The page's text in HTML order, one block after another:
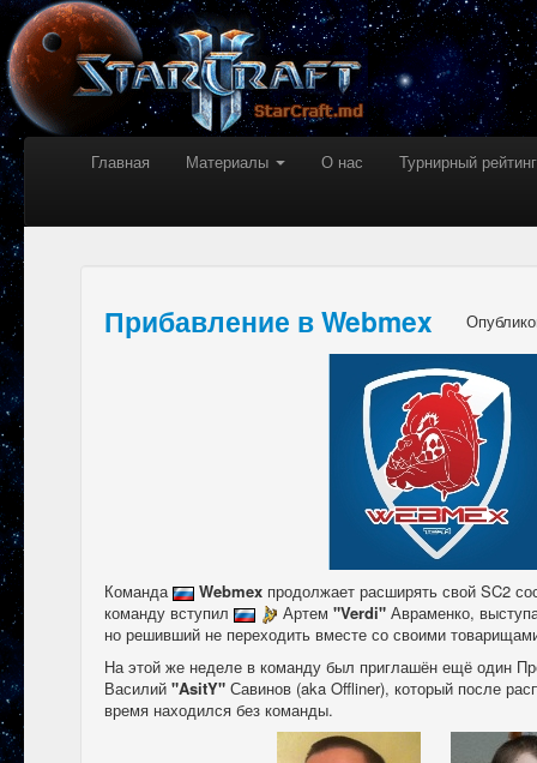
Главная Материалы О нас Турнирный рейтинг
Прибавление в Webmex
Команда Webmex продолжает расширять свой SC2
команду вступил
Артем "Verdi" Авраменко,
но решивший не переходить вместе со своими
На этой же неделе в команду был приглашён ещё один
Василий "AsitY" Савинов (aka Offliner), который после
время находился без команды.